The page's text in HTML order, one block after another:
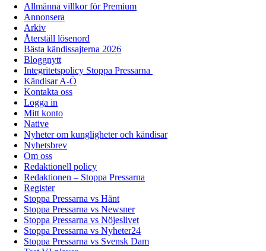
Allmänna villkor för Premium
Annonsera
Arkiv
Återställ lösenord
Bästa kändissajterna 2026
Bloggnytt
Integritetspolicy Stoppa Pressarna
Kändisar A-Ö
Kontakta oss
Logga in
Mitt konto
Native
Nyheter om kungligheter och kändisar
Nyhetsbrev
Om oss
Redaktionell policy
Redaktionen – Stoppa Pressarna
Register
Stoppa Pressarna vs Hänt
Stoppa Pressarna vs Newsner
Stoppa Pressarna vs Nöjeslivet
Stoppa Pressarna vs Nyheter24
Stoppa Pressarna vs Svensk Dam